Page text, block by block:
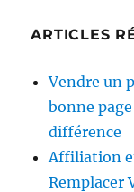
ARTICLES
Vendre un
bonne
différence
Affiliation
Remplacer